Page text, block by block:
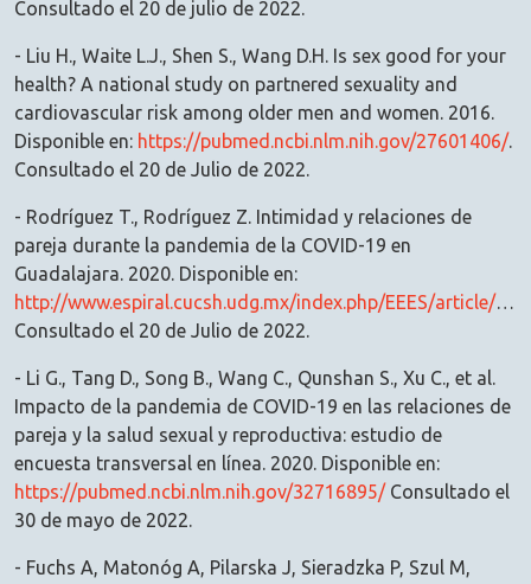
Consultado el 20 de julio de 2022.
- Liu H., Waite L.J., Shen S., Wang D.H. Is sex good for your
health? A national study on partnered sexuality and
cardiovascular risk among older men and women. 2016.
Disponible en: https://pubmed.ncbi.nlm.nih.gov/27601406/.
Consultado el 20 de Julio de 2022.
- Rodríguez T., Rodríguez Z. Intimidad y relaciones de
pareja durante la pandemia de la COVID-19 en
Guadalajara. 2020. Disponible en:
http://www.espiral.cucsh.udg.mx/index.php/EEES/article/view/7206
Consultado el 20 de Julio de 2022.
- Li G., Tang D., Song B., Wang C., Qunshan S., Xu C., et al.
Impacto de la pandemia de COVID-19 en las relaciones de
pareja y la salud sexual y reproductiva: estudio de
encuesta transversal en línea. 2020. Disponible en:
https://pubmed.ncbi.nlm.nih.gov/32716895/Consultado el
30 de mayo de 2022.
- Fuchs A, Matonóg A, Pilarska J, Sieradzka P, Szul M,